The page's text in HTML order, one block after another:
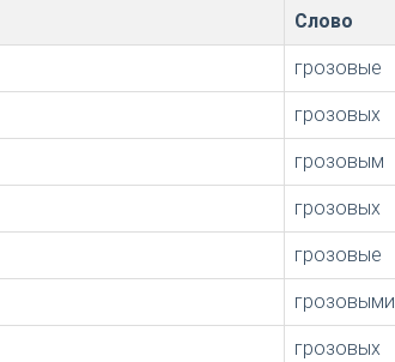
Слово
грозовые
грозовых
грозовым
грозовых
грозовые
грозовыми
грозовых